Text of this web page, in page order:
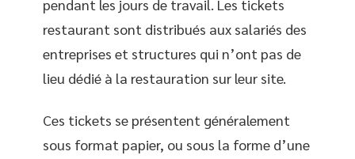
pendant les jours de travail. Les tickets
restaurant sont distribués aux salariés des
entreprises et structures qui n’ont pas de
lieu dédié à la restauration sur leur site.
Ces tickets se présentent généralement
sous format papier, ou sous la forme d’une